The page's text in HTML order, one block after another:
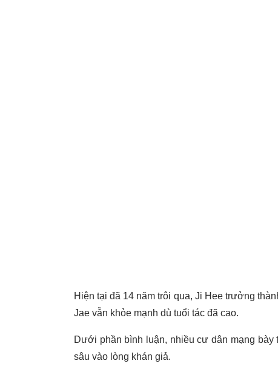
Hiện tại đã 14 năm trôi qua, Ji Hee trưởng
Jae vẫn khỏe mạnh dù tuổi tác đã cao.
Dưới phần bình luận, nhiều cư dân mạng
sâu vào lòng khán giả.